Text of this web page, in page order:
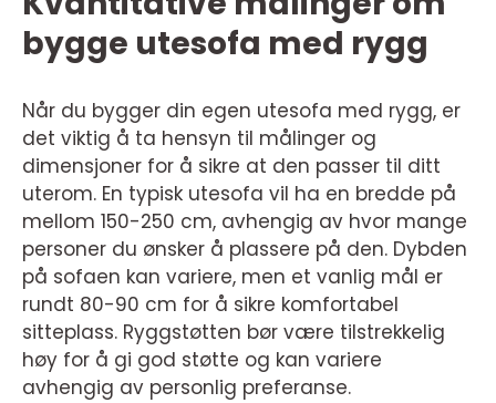
bygge utesofa med rygg
Når du bygger din egen utesofa med rygg, er
det viktig å ta hensyn til målinger og
dimensjoner for å sikre at den passer til ditt
uterom. En typisk utesofa vil ha en bredde på
mellom 150-250 cm, avhengig av hvor mange
personer du ønsker å plassere på den. Dybden
på sofaen kan variere, men et vanlig mål er
rundt 80-90 cm for å sikre komfortabel
sitteplass. Ryggstøtten bør være tilstrekkelig
høy for å gi god støtte og kan variere
avhengig av personlig preferanse.